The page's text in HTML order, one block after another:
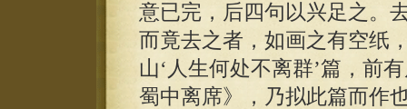
意已完，后四句以兴足之。
而竟去之者，如画之有空纸
山‘人生何处不离群’篇，前
蜀中离席》，乃拟此篇而作